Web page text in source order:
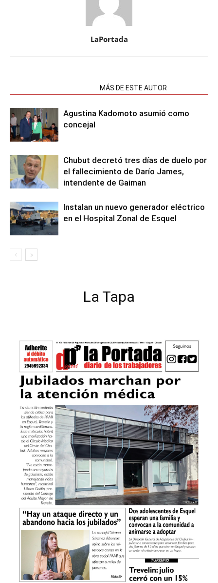
LaPortada
MÁS DE ESTE AUTOR
Agustina Kadomoto asumió como
concejal
Chubut decretó tres días de duelo por
el fallecimiento de Darío James,
intendente de Gaiman
Instalan un nuevo generador eléctrico
en el Hospital Zonal de Esquel
La Tapa